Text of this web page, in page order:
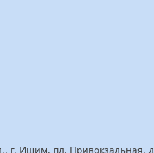
г. Ишим, пл. Привокзальная,